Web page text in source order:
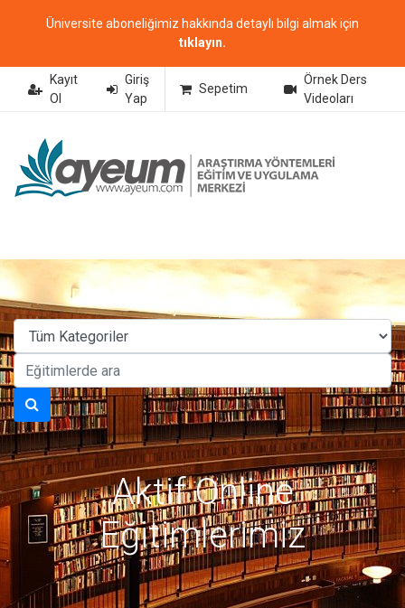
Üniversite aboneliğimiz hakkında detaylı bilgi almak için
tıklayın.
Kayıt
Ol
Giriş
Yap
Sepetim
Örnek Ders
Videoları
Aktif Online
Eğitimlerimiz